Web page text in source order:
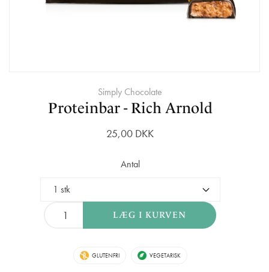
Simply Chocolate
Proteinbar - Rich Arnold
25,00 DKK
Antal
GLUTENFRI VEGETARISK